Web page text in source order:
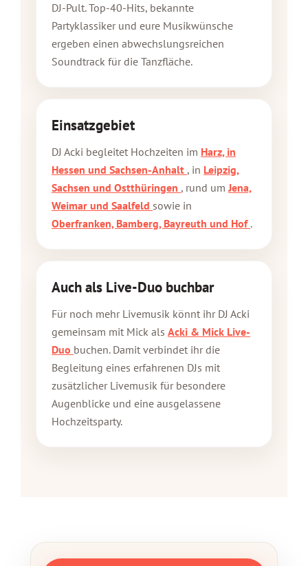
DJ-Pult. Top-40-Hits, bekannte
Partyklassiker und eure Musikwünsche
ergeben einen abwechslungsreichen
Soundtrack für die Tanzfläche.
Einsatzgebiet
DJ Acki begleitet Hochzeiten im Harz, in
Hessen und Sachsen-Anhalt , in Leipzig,
Sachsen und Ostthüringen , rund umJena,
Weimar und Saalfeld sowie in
Oberfranken, Bamberg, Bayreuth und Hof .
Auch als Live-Duo buchbar
Für noch mehr Livemusik könnt ihr DJ Acki
gemeinsam mit Mick als Acki & Mick Live-
Duo buchen. Damit verbindet ihr die
Begleitung eines erfahrenen DJs mit
zusätzlicher Livemusik für besondere
Augenblicke und eine ausgelassene
Hochzeitsparty.